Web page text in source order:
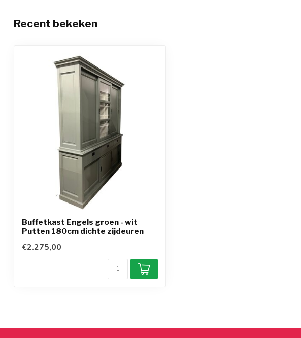
Recent bekeken
Buffetkast Engels groen - wit
Putten 180cm dichte zijdeuren
€2.275,00